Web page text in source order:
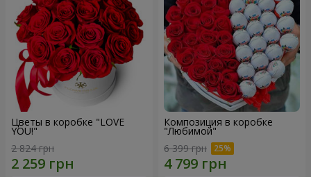
Цветы в коробке "LOVE
YOU!"
2 824 грн
Композиция в коробке
"Любимой"
6 399 грн